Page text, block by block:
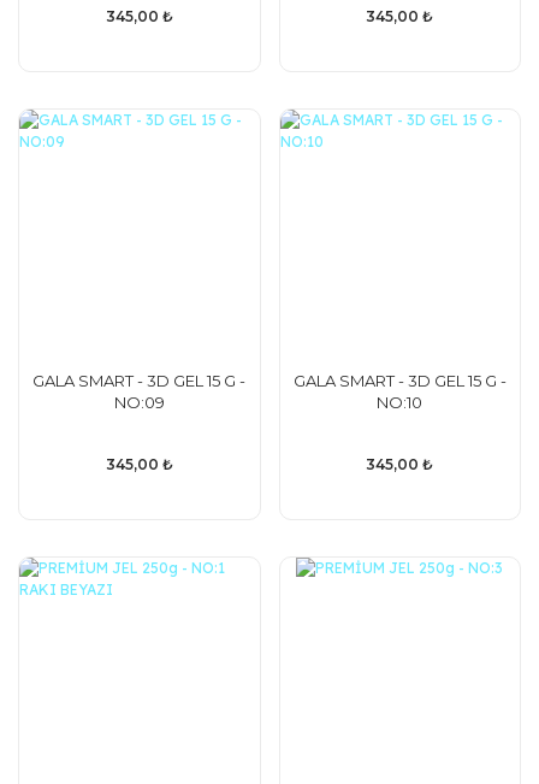
345,00 ₺ 345,00 ₺
GALA SMART - 3D GEL 15 G -
NO:09
345,00 ₺
GALA SMART - 3D GEL 15 G -
NO:10
345,00 ₺